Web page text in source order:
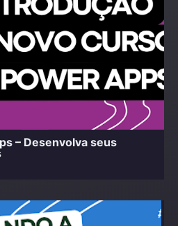
– Desenvolva seus